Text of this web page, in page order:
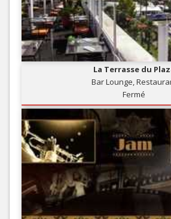
La Terrasse du
Bar Lounge,
Fermé